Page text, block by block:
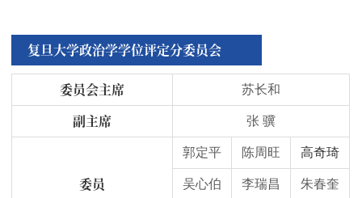
复旦大学政治学学位评定分委员会
委员会主席 苏长和
副主席 张 骥
委员
郭定平 陈周旺 高奇琦
吴心伯 李瑞昌 朱春奎